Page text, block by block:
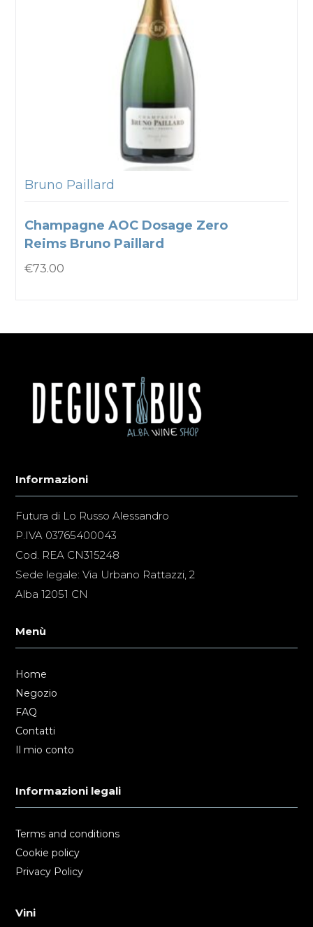
Bruno Paillard
Champagne AOC Dosage Zero
Reims Bruno Paillard
€73.00
Informazioni
Futura di Lo Russo Alessandro
P.IVA 03765400043
Cod. REA CN315248
Sede legale: Via Urbano Rattazzi, 2
Alba 12051 CN
Menù
Home
Negozio
FAQ
Contatti
Il mio conto
Informazioni legali
Terms and conditions
Cookie policy
Privacy Policy
Vini